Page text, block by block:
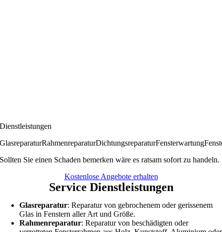
Dienstleistungen
GlasreparaturRahmenreparaturDichtungsreparaturFensterwartung
Sollten Sie einen Schaden bemerken wäre es ratsam sofort zu handeln.
Kostenlose Angebote erhalten
Service Dienstleistungen
Glasreparatur: Reparatur von gebrochenem oder gerissenem
Glas in Fenstern aller Art und Größe.
Rahmenreparatur: Reparatur von beschädigten oder